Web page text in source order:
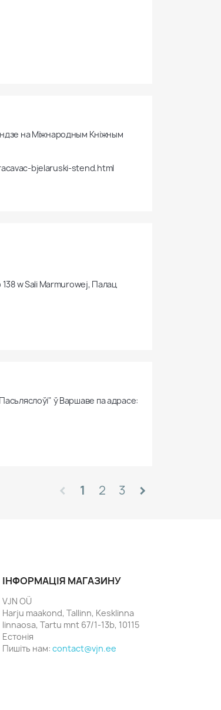
на Міжнародным Кніжным
bjelaruski-stend.html
w Sali Marmurowej, Палац
ў Варшаве па адрасе:
chevron_left 1 2 3 chevron_right
ІНФОРМАЦІЯ МАГАЗИНУ
VJN OÜ
Harju maakond, Tallinn, Kesklinna
linnaosa, Tartu mnt 67/1-13b, 10115
Естонія
Пишіть нам: contact@vjn.ee